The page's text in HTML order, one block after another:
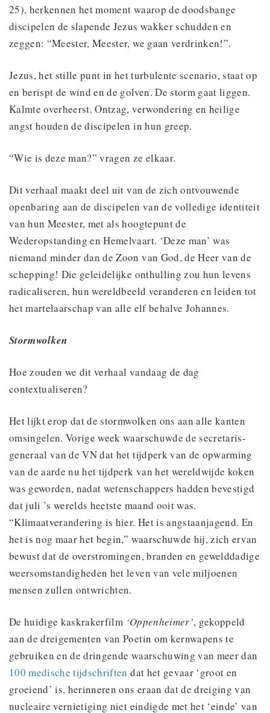
25), herkennen het moment waarop de doodsbange
discipelen de slapende Jezus wakker schudden en
zeggen: “Meester, Meester, we gaan verdrinken!”.
Jezus, het stille punt in het turbulente scenario, staat op
en berispt de wind en de golven. De storm gaat liggen.
Kalmte overheerst. Ontzag, verwondering en heilige
angst houden de discipelen in hun greep.
“Wie is deze man?” vragen ze elkaar.
Dit verhaal maakt deel uit van de zich ontvouwende
openbaring aan de discipelen van de volledige identiteit
van hun Meester, met als hoogtepunt de
Wederopstanding en Hemelvaart. ‘Deze man’ was
niemand minder dan de Zoon van God, de Heer van de
schepping! Die geleidelijke onthulling zou hun levens
radicaliseren, hun wereldbeeld veranderen en leiden tot
het martelaarschap van alle elf behalve Johannes.
Stormwolken
Hoe zouden we dit verhaal vandaag de dag
contextualiseren?
Het lijkt erop dat de stormwolken ons aan alle kanten
omsingelen. Vorige week waarschuwde de secretaris-
generaal van de VN dat het tijdperk van de opwarming
van de aarde nu het tijdperk van het wereldwijde koken
was geworden, nadat wetenschappers hadden bevestigd
dat juli ’s werelds heetste maand ooit was.
“Klimaatverandering is hier. Het is angstaanjagend. En
het is nog maar het begin,” waarschuwde hij, zich ervan
bewust dat de overstromingen, branden en gewelddadige
weersomstandigheden het leven van vele miljoenen
mensen zullen ontwrichten.
De huidige kaskrakerfilm ‘Oppenheimer’, gekoppeld
aan de dreigementen van Poetin om kernwapens te
gebruiken en de dringende waarschuwing van meer dan
100 medische tijdschriften dat het gevaar ‘groot en
groeiend’ is, herinneren ons eraan dat de dreiging van
nucleaire vernietiging niet eindigde met het ‘einde’ van